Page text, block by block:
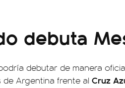
debuta
debutar de manera
de Argentina frente al Cruz